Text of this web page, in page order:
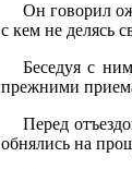
Он говорил
с кем не делясь
Беседуя с
прежними
Перед
обнялись на